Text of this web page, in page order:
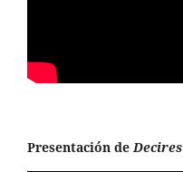
Presentación deDecires